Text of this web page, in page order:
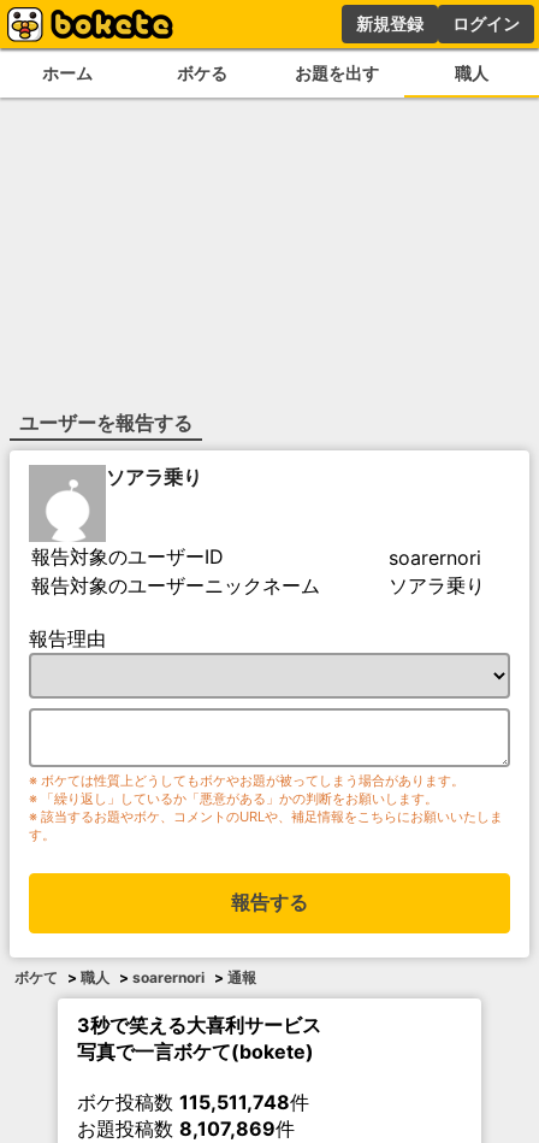
新規登録 ログイン
ホーム ボケる お題を出す 職人
ユーザーを報告する
ソアラ乗り
報告対象のユーザーID
soarernori
報告対象のユーザーニックネーム
ソアラ乗り
報告理由
※ ボケては性質上どうしてもボケやお題が被ってしまう場合があります。
※ 「繰り返し」しているか「悪意がある」かの判断をお願いします。
※ 該当するお題やボケ、コメントのURLや、補足情報をこちらにお願いいたしま
す。
報告する
ボケて > 職人 > soarernori > 通報
3秒で笑える大喜利サービス
写真で一言ボケて(bokete)
ボケ投稿数 115,511,748件
お題投稿数 8,107,869件